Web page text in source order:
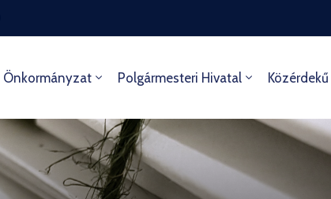
Önkormányzat Polgármesteri Hivatal Közérdekű